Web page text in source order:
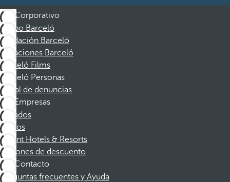
Corporativo
Grupo Barceló
Fundación Barceló
Vacaciones Barceló
Barceló Films
Barceló Personas
Canal de denuncias
Empresas
Afiliados
Socios
Dorint Hotels & Resorts
Cupones de descuento
Contacto
Preguntas frecuentes y Ayuda